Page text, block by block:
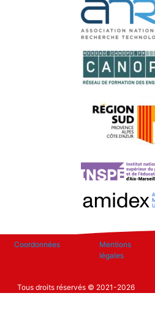
Coordonnées
Mentions
légales
Tous droits réservés © 2021-2026